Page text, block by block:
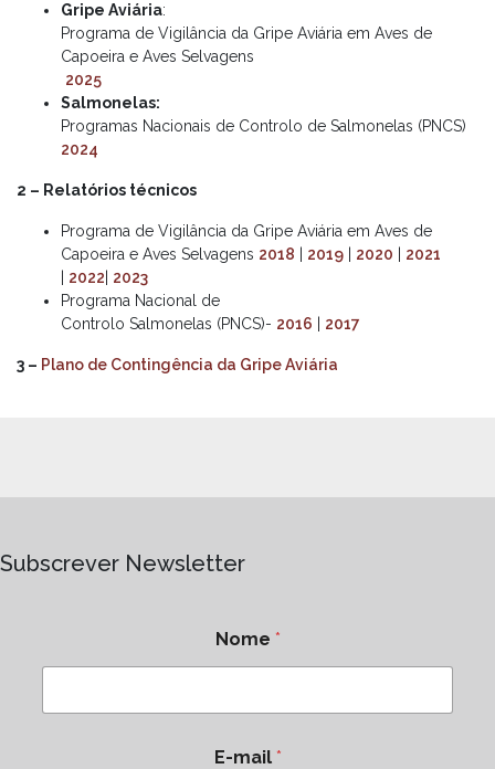
Gripe Aviária:
Programa de Vigilância da Gripe Aviária em Aves de
Capoeira e Aves Selvagens
2025
Salmonelas:
Programas Nacionais de Controlo de Salmonelas (PNCS)
2024
2 – Relatórios técnicos
Programa de Vigilância da Gripe Aviária em Aves de
Capoeira e Aves Selvagens 2018 2019 2020
2021
2022 2023
Programa Nacional de
Controlo Salmonelas (PNCS)- 2016 2017
3 – Plano de Contingência da Gripe Aviária
Subscrever Newsletter
Nome *
E-mail *